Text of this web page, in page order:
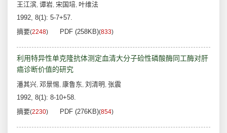
王江滨, 谭岩, 宋国培, 叶维法
1992, 8(1): 5-7+57.
摘要(2248) PDF (258KB)(833)
利用特异性单克隆抗体测定血清大分子硷性磷酸酶同工酶对肝
癌诊断价值的研究
潘其兴, 邓景惕, 康鲁东, 刘清明 , 张震
1992, 8(1): 8-10+58.
摘要(2230) PDF (276KB)(854)